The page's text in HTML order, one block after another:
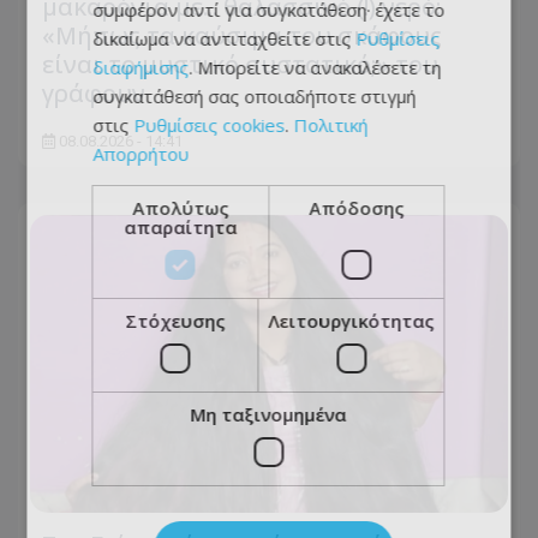
«Μήπως τα καύσιμα του σκάφους
είναι το μυστικό συστατικό;» του
γράφουν
08.08.2026 - 14:41
συμφέρον αντί για συγκατάθεση· έχετε το
δικαίωμα να αντιταχθείτε στις Ρυθμίσεις
διαφήμισης. Μπορείτε να ανακαλέσετε τη
συγκατάθεσή σας οποιαδήποτε στιγμή
στις Ρυθμίσεις cookies. Πολιτική
Απορρήτου
Απολύτως
απαραίτητα
Απόδοσης
Στόχευσης Λειτουργικότητας
Μη ταξινομημένα